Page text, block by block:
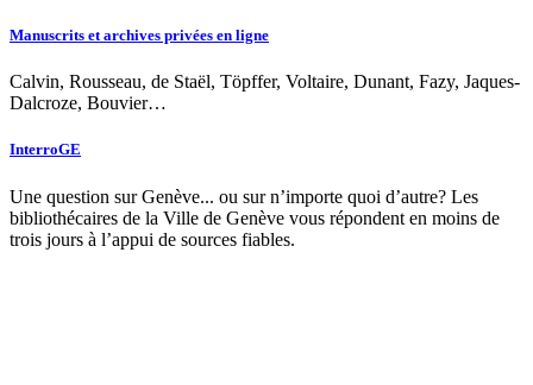
Manuscrits et archives privées en ligne
Calvin, Rousseau, de Staël, Töpffer, Voltaire, Dunant, Fazy, Jaques-
Dalcroze, Bouvier…
InterroGE
Une question sur Genève... ou sur n’importe quoi d’autre? Les
bibliothécaires de la Ville de Genève vous répondent en moins de
trois jours à l’appui de sources fiables.